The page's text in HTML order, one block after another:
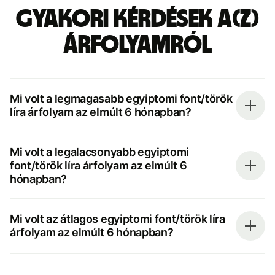
Gyakori kérdések a(z)
árfolyamról
Mi volt a legmagasabb egyiptomi font/török
líra árfolyam az elmúlt 6 hónapban?
Mi volt a legalacsonyabb egyiptomi
font/török líra árfolyam az elmúlt 6
hónapban?
Mi volt az átlagos egyiptomi font/török líra
árfolyam az elmúlt 6 hónapban?